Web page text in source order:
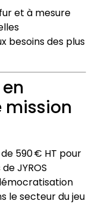
et à mesure
besoins des plus
mission
590 € HT pour
JYROS
le secteur du jeu